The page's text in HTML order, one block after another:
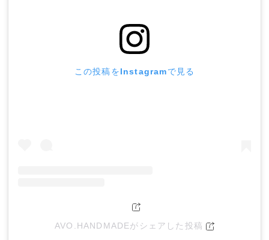
この投稿をInstagramで見る
AVO.HANDMADEがシェアした投稿